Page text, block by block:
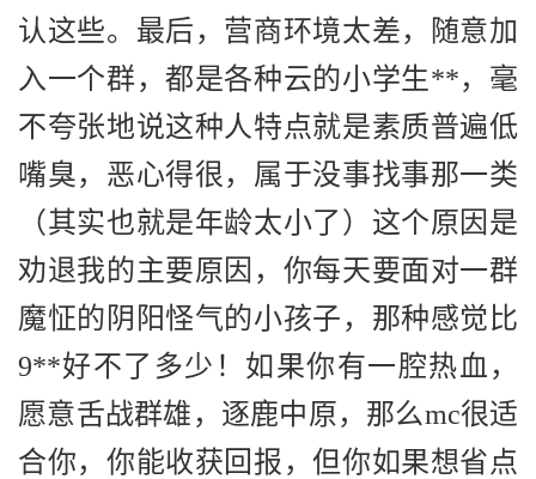
认这些。最后，营商环境太差，随意加
入一个群，都是各种云的小学生**，毫
不夸张地说这种人特点就是素质普遍低
嘴臭，恶心得很，属于没事找事那一类
（其实也就是年龄太小了）这个原因是
劝退我的主要原因，你每天要面对一群
魔怔的阴阳怪气的小孩子，那种感觉比
9**好不了多少！如果你有一腔热血，
愿意舌战群雄，逐鹿中原，那么mc很适
合你，你能收获回报，但你如果想省点